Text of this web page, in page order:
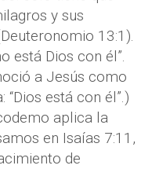
y sus
13:1).
está Dios con él”.
a Jesús como
está con él”.)
aplica la
en Isaías 7:11,
de